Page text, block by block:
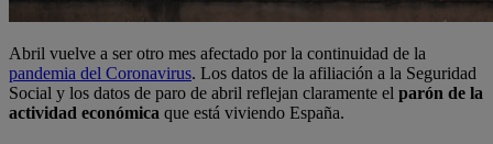
Abril vuelve a ser otro mes afectado por la continuidad de la
pandemia del Coronavirus. Los datos de la afiliación a la Seguridad
Social y los datos de paro de abril reflejan claramente el parón de la
actividad económica que está viviendo España.